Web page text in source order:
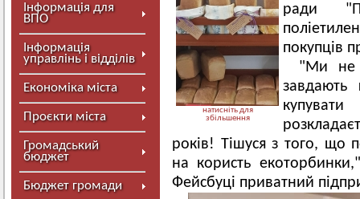
Інформація для
ВПО
Інформація
управлінь і відділів
Економіка міста
Проєкти міста
Громадський
бюджет
Бюджет громади
натисніть для
збільшення
ради
покупців
"Ми не
років! Тішуся з того, що
на користь
Фейсбуці приватний